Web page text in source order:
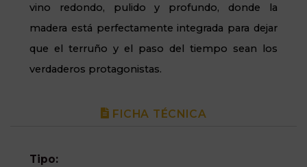
vino redondo, pulido y profundo, donde la
madera está perfectamente integrada para dejar
que el terruño y el paso del tiempo sean los
verdaderos protagonistas.
FICHA TÉCNICA
Tipo: